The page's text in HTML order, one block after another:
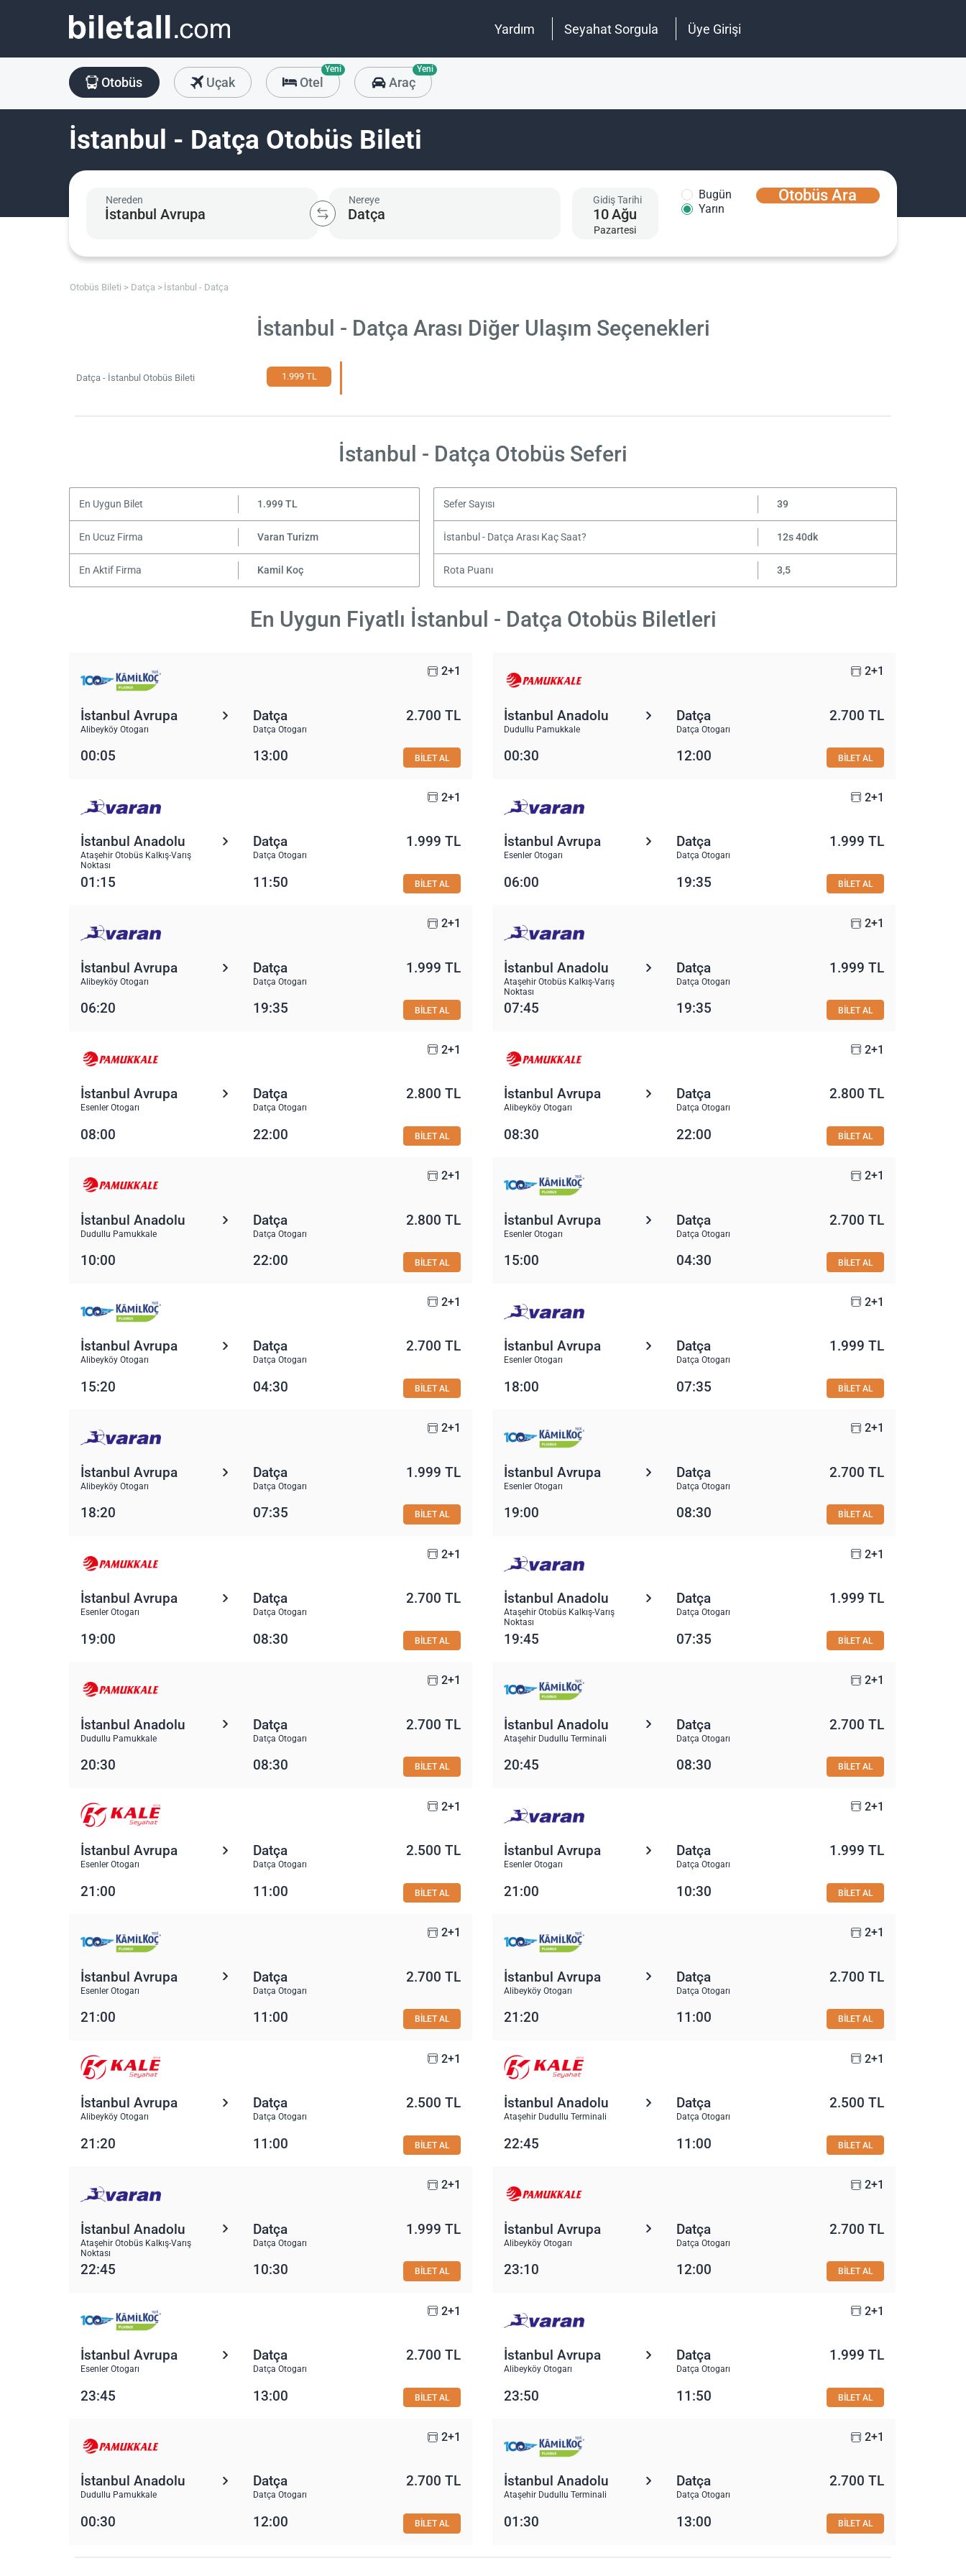
Yardım Seyahat Sorgula Üye Girişi
Otobüs Uçak Otel
Yeni
Araç
Yeni
İstanbul - Datça Otobüs Bileti
Nereden Nereye Gidiş Tarihi
10Ağu
Pazartesi
Bugün
Yarın
Otobüs Ara
Otobüs Bileti Datça İstanbul - Datça
İstanbul - Datça Arası Diğer Ulaşım Seçenekleri
Datça - İstanbul Otobüs Bileti 1.999 TL
İstanbul - Datça Otobüs Seferi
En Uygun Bilet 1.999 TL Sefer Sayısı 39
En Ucuz Firma Varan Turizm İstanbul - Datça Arası Kaç Saat? 12s 40dk
En Aktif Firma Kamil Koç Rota Puanı 3,5
En Uygun Fiyatlı İstanbul - Datça Otobüs Biletleri
2+1
İstanbul Avrupa
Alibeyköy Otogarı
Datça
Datça Otogarı
2.700 TL
00:05 13:00 BİLET AL
2+1
İstanbul Anadolu
Dudullu Pamukkale
Datça
Datça Otogarı
2.700 TL
00:30 12:00 BİLET AL
2+1
İstanbul Anadolu
Ataşehir Otobüs Kalkış-Varış
Noktası
Datça
Datça Otogarı
1.999 TL
01:15 11:50 BİLET AL
2+1
İstanbul Avrupa
Esenler Otogarı
Datça
Datça Otogarı
1.999 TL
06:00 19:35 BİLET AL
2+1
İstanbul Avrupa
Alibeyköy Otogarı
Datça
Datça Otogarı
1.999 TL
06:20 19:35 BİLET AL
2+1
İstanbul Anadolu
Ataşehir Otobüs Kalkış-Varış
Noktası
Datça
Datça Otogarı
1.999 TL
07:45 19:35 BİLET AL
2+1
İstanbul Avrupa
Esenler Otogarı
Datça
Datça Otogarı
2.800 TL
08:00 22:00 BİLET AL
2+1
İstanbul Avrupa
Alibeyköy Otogarı
Datça
Datça Otogarı
2.800 TL
08:30 22:00 BİLET AL
2+1
İstanbul Anadolu
Dudullu Pamukkale
Datça
Datça Otogarı
2.800 TL
10:00 22:00 BİLET AL
2+1
İstanbul Avrupa
Esenler Otogarı
Datça
Datça Otogarı
2.700 TL
15:00 04:30 BİLET AL
2+1
İstanbul Avrupa
Alibeyköy Otogarı
Datça
Datça Otogarı
2.700 TL
15:20 04:30 BİLET AL
2+1
İstanbul Avrupa
Esenler Otogarı
Datça
Datça Otogarı
1.999 TL
18:00 07:35 BİLET AL
2+1
İstanbul Avrupa
Alibeyköy Otogarı
Datça
Datça Otogarı
1.999 TL
18:20 07:35 BİLET AL
2+1
İstanbul Avrupa
Esenler Otogarı
Datça
Datça Otogarı
2.700 TL
19:00 08:30 BİLET AL
2+1
İstanbul Avrupa
Esenler Otogarı
Datça
Datça Otogarı
2.700 TL
19:00 08:30 BİLET AL
2+1
İstanbul Anadolu
Ataşehir Otobüs Kalkış-Varış
Noktası
Datça
Datça Otogarı
1.999 TL
19:45 07:35 BİLET AL
2+1
İstanbul Anadolu
Dudullu Pamukkale
Datça
Datça Otogarı
2.700 TL
20:30 08:30 BİLET AL
2+1
İstanbul Anadolu
Ataşehir Dudullu Terminali
Datça
Datça Otogarı
2.700 TL
20:45 08:30 BİLET AL
2+1
İstanbul Avrupa
Esenler Otogarı
Datça
Datça Otogarı
2.500 TL
21:00 11:00 BİLET AL
2+1
İstanbul Avrupa
Esenler Otogarı
Datça
Datça Otogarı
1.999 TL
21:00 10:30 BİLET AL
2+1
İstanbul Avrupa
Esenler Otogarı
Datça
Datça Otogarı
2.700 TL
21:00 11:00 BİLET AL
2+1
İstanbul Avrupa
Alibeyköy Otogarı
Datça
Datça Otogarı
2.700 TL
21:20 11:00 BİLET AL
2+1
İstanbul Avrupa
Alibeyköy Otogarı
Datça
Datça Otogarı
2.500 TL
21:20 11:00 BİLET AL
2+1
İstanbul Anadolu
Ataşehir Dudullu Terminali
Datça
Datça Otogarı
2.500 TL
22:45 11:00 BİLET AL
2+1
İstanbul Anadolu
Ataşehir Otobüs Kalkış-Varış
Noktası
Datça
Datça Otogarı
1.999 TL
22:45 10:30 BİLET AL
2+1
İstanbul Avrupa
Alibeyköy Otogarı
Datça
Datça Otogarı
2.700 TL
23:10 12:00 BİLET AL
2+1
İstanbul Avrupa
Esenler Otogarı
Datça
Datça Otogarı
2.700 TL
23:45 13:00 BİLET AL
2+1
İstanbul Avrupa
Alibeyköy Otogarı
Datça
Datça Otogarı
1.999 TL
23:50 11:50 BİLET AL
2+1
İstanbul Anadolu
Dudullu Pamukkale
Datça
Datça Otogarı
2.700 TL
00:30 12:00 BİLET AL
2+1
İstanbul Anadolu
Ataşehir Dudullu Terminali
Datça
Datça Otogarı
2.700 TL
01:30 13:00 BİLET AL